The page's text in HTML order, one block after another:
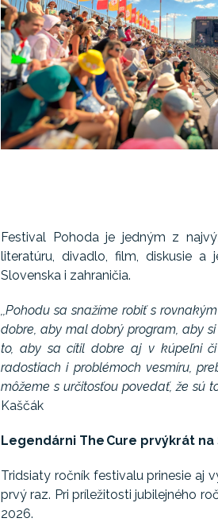
Festival Pohoda je jedným z
literatúru, divadlo, film, diskusie a
Slovenska i zahraničia.
,,Pohodu sa snažíme robiť s
dobre, aby mal dobrý program, aby
to, aby sa cítil dobre aj v kúpeľni
radostiach i problémoch vesmíru,
môžeme s určitosťou povedať, že sú
Kaščák
Legendárni The Cure prvýkrát
Tridsiaty ročník festivalu prinesie aj
prvý raz. Pri príležitosti jubilejného
2026.